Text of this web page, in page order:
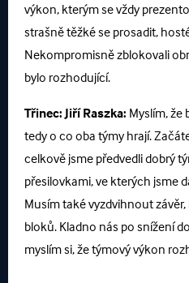
výkon, kterým se vždy
strašně těžké se prosadit,
Nekompromisně zblokovali
bylo rozhodující.
Třinec: Jiří Raszka: Myslím, že
tedy o co oba týmy hrají.
celkově jsme předvedli dobrý
přesilovkami, ve kterých jsme
Musím také vyzdvihnout
bloků. Kladno nás po snížení
myslím si, že týmový výkon